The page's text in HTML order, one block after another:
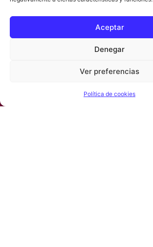
Aceptar
Denegar
Ver preferencias
Política de cookies